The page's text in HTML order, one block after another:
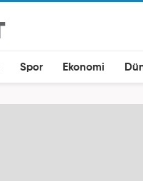
Spor Ekonomi